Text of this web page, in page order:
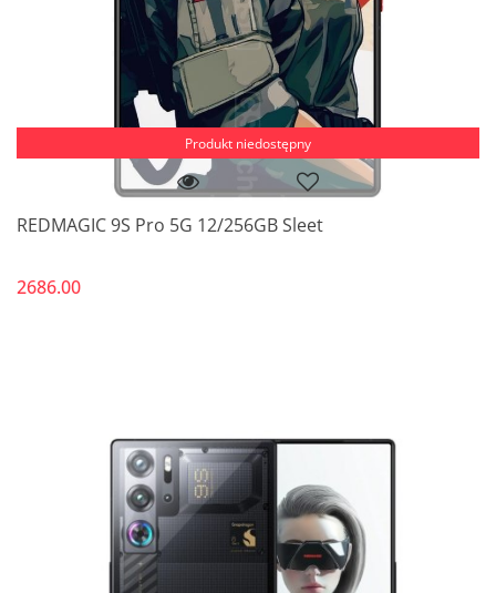
Produkt niedostępny
REDMAGIC 9S Pro 5G 12/256GB Sleet
2686.00